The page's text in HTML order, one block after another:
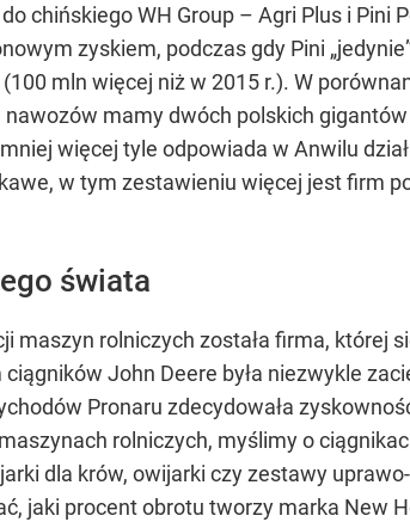
chińskiego WH Group – Agri Plus i Pini
zyskiem, podczas gdy Pini
mln więcej niż w 2015 r.). W
nawozów mamy dwóch polskich
więcej tyle odpowiada w Anwilu
w tym zestawieniu więcej jest firm
świata
maszyn rolniczych została firma, której
John Deere była niezwykle
Pronaru zdecydowała
rolniczych, myślimy o
dla krów, owijarki czy zestawy
jaki procent obrotu tworzy marka New